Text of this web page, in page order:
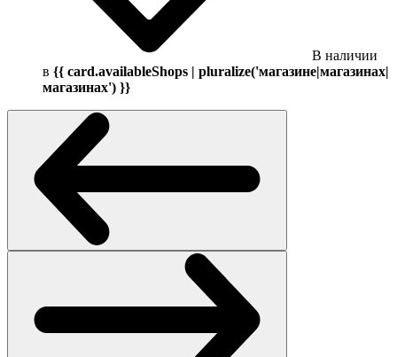
В наличии
в {{ card.availableShops | pluralize('магазине|магазинах|
магазинах') }}